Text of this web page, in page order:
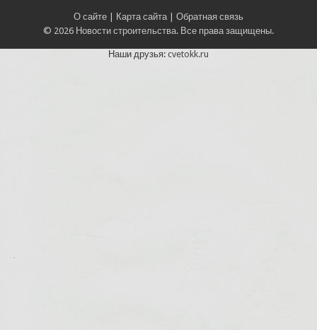
О сайте Карта сайта| Обратная связь
© 2026 Новости строительства. Все права защищены.
Наши друзья: cvetokk.ru